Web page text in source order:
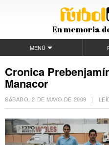
En memoria
MENÚ
Cronica
Manacor
SÁBADO, 2 DE MAYO DE 2009 |